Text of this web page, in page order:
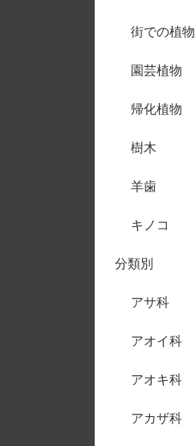
街での植物
園芸植物
帰化植物
樹木
羊歯
キノコ
分類別
アサ科
アオイ科
アオキ科
アカザ科